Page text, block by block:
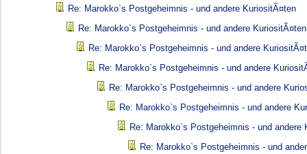
Re: Marokko`s Postgeheimnis - und andere KuriositÃ¤ten
Re: Marokko`s Postgeheimnis - und andere KuriositÃ¤ten
Re: Marokko`s Postgeheimnis - und andere
Re: Marokko`s Postgeheimnis - und andere
Re: Marokko`s Postgeheimnis - und andere
Re: Marokko`s Postgeheimnis - und andere
Re: Marokko`s Postgeheimnis - und andere
Re: Marokko`s Postgeheimnis - und